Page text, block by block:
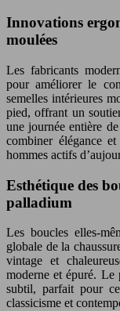
Innovations
moulées
Les fabricants
pour améliorer le
semelles intérieures
pied, offrant un
une journée entière
combiner élégance
hommes actifs
Esthétique des
palladium
Les boucles elles-
globale de la
vintage et
moderne et épuré.
subtil, parfait pour
classicisme et